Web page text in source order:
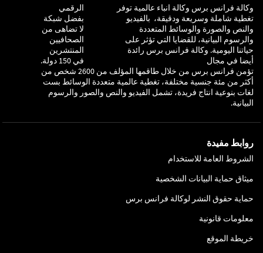
وكالة فرانس برس وكالة انباء عالمية توفر
تغطية شاملة وسريعة ودقيقة، بالفيديو
والنص والصورة والوسائط المتعددة
والرسوم البيانية، للقضايا التي تؤثر على
حياتنا اليومية. وكالة فرانس برس رائدة
أيضا في مجال
الرقمي
بفضل شبكة
لا تضاهى من
الصحافيين
المنتشرين
في 150 دولة.
تؤمن فرانس برس من خلال طاقمها المؤلف من 2600 شخص من
أكثر من مئة جنسية مختلفة، تغطية عالمية متعددة الوسائط بست
لغات بنوعية انتاج فريدة، تشمل الفيديو والنص والصور والرسوم
البيانية.
روابط مفيدة
الشروط العامة للاستخدام
ميثاق حماية البيانات الشخصية
حماية حقوق النشر لوكالة فرانس برس
معلومات قانونية
خريطة الموقع